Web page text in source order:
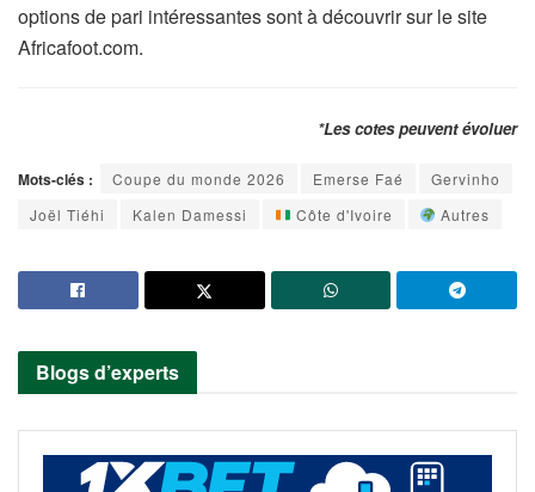
options de pari intéressantes sont à découvrir sur le site
Africafoot.com.
*Les cotes peuvent évoluer
Mots-clés : Coupe du monde 2026 Emerse Faé
Gervinho
Joël Tiéhi
Kalen Damessi Côte d'Ivoire Autres
Blogs d’experts